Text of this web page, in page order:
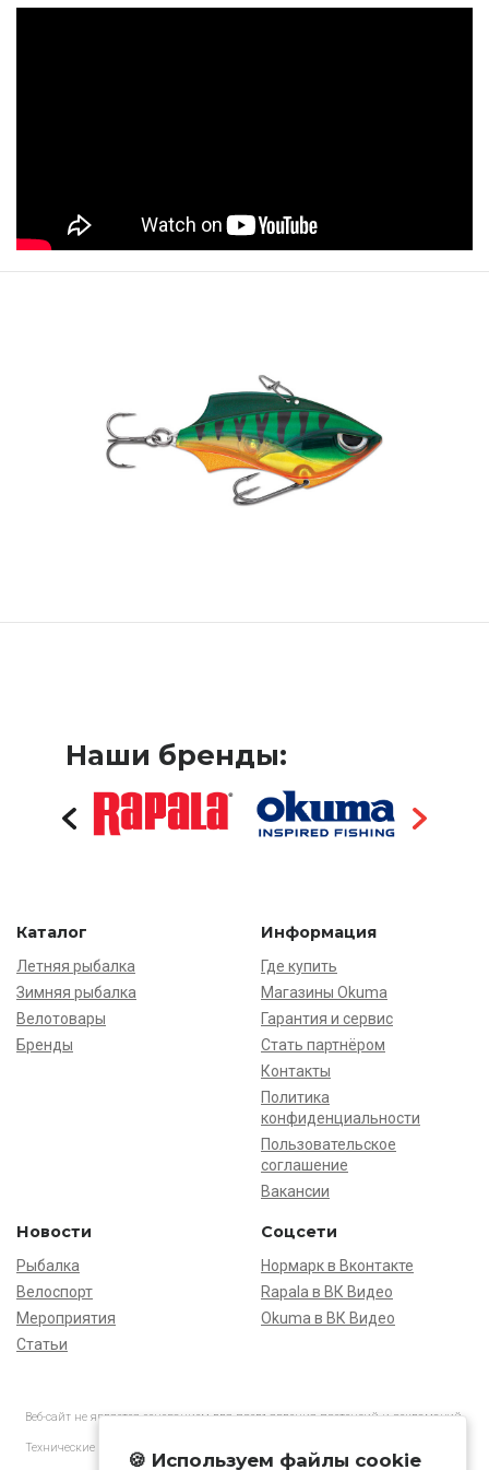
Наши бренды:
Каталог
Летняя рыбалка
Зимняя рыбалка
Велотовары
Бренды
Информация
Где купить
Магазины Okuma
Гарантия и сервис
Стать партнёром
Контакты
Политика
конфиденциальности
Пользовательское
соглашение
Вакансии
Новости
Рыбалка
Велоспорт
Мероприятия
Статьи
Соцсети
Нормарк в Вконтакте
Rapala в ВК Видео
Okuma в ВК Видео
Веб-сайт не является основанием для предъявления претензий и рекламаций,
Технические характеристики товаров могут отличаться от указанных на сайте.
🍪 Используем файлы cookie